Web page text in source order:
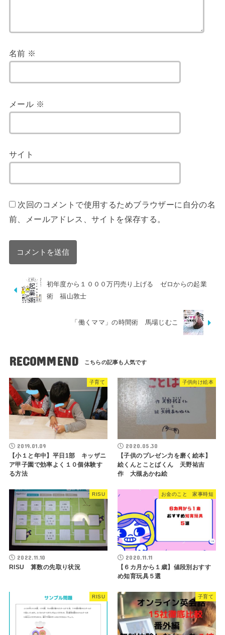
名前 ※
メール ※
サイト
次回のコメントで使用するためブラウザーに自分の名
前、メールアドレス、サイトを保存する。
初年度から１０００万円売り上げる ゼロからの起業
術 福山敦士
「働くママ」の時間術 馬場じむこ
RECOMMEND
子育て
2019.01.09
【小１と年中】平日1部 キッザニ
ア甲子園で効率よく１０個体験す
る方法
子供向け絵本
2020.05.30
【子供のプレゼン力を磨く絵本】
絵くんとことばくん 天野祐吉
作 大槻あかね絵
RISU
2022.11.10
RISU 算数の先取り状況
お金のこと 家事時短
2020.11.11
【６カ月から１歳】値段別おすす
め知育玩具５選
RISU 子育て